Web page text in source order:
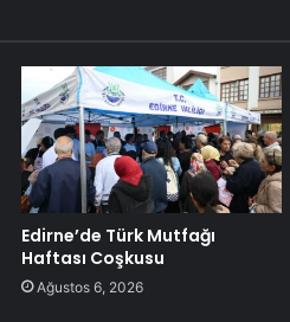
Edirne’de Türk Mutfağı
Haftası Coşkusu
Ağustos 6, 2026